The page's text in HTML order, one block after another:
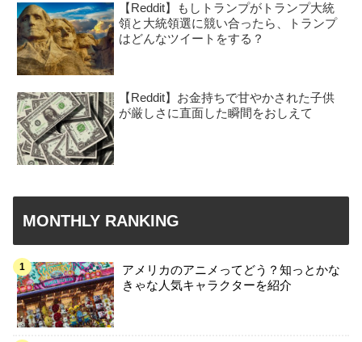
【Reddit】もしトランプがトランプ大統
領と大統領選に競い合ったら、トランプ
はどんなツイートをする？
【Reddit】お金持ちで甘やかされた子供
が厳しさに直面した瞬間をおしえて
MONTHLY RANKING
アメリカのアニメってどう？知っとかな
きゃな人気キャラクターを紹介